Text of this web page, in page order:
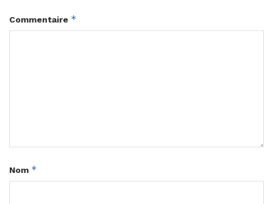
Commentaire *
Nom *